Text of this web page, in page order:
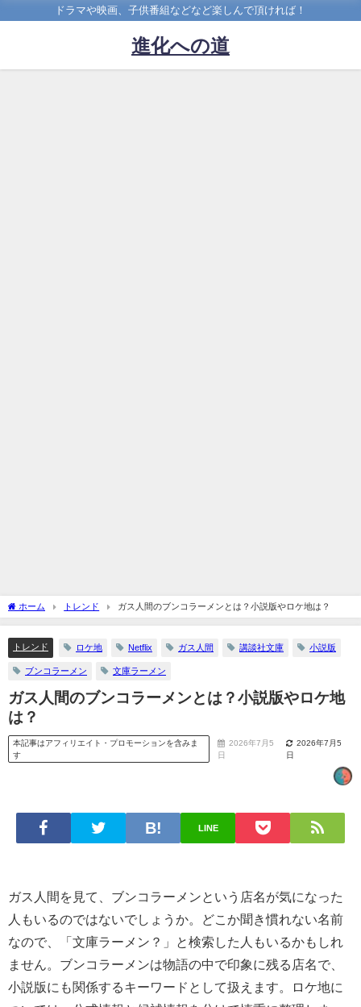
ドラマや映画、子供番組などなど楽しんで頂ければ！
進化への道
ホーム トレンド ガス人間のブンコラーメンとは？小説版やロケ地は？
トレンド ロケ地 Netflix ガス人間 講談社文庫 小説版
ブンコラーメン 文庫ラーメン
ガス人間のブンコラーメンとは？小説版やロケ地
は？
本記事はアフィリエイト・プロモーションを含みま
す
2026年7月5
日
2026年7月5
日
LINE
ガス人間を見て、ブンコラーメンという店名が気になった
人もいるのではないでしょうか。どこか聞き慣れない名前
なので、「文庫ラーメン？」と検索した人もいるかもしれ
ません。ブンコラーメンは物語の中で印象に残る店名で、
小説版にも関係するキーワードとして扱えます。ロケ地に